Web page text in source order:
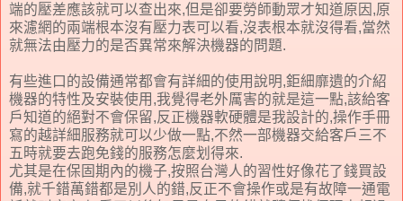
端的壓差應該就可以查出來,但是卻要勞師動眾才知道原因,原
來濾網的兩端根本沒有壓力表可以看,沒表根本就沒得看,當然
就無法由壓力的是否異常來解決機器的問題.
有些進口的設備通常都會有詳細的使用說明,鉅細靡遺的介紹
機器的特性及安裝使用,我覺得老外厲害的就是這一點,該給客
戶知道的絕對不會保留,反正機器軟硬體是我設計的,操作手冊
寫的越詳細服務就可以少做一點,不然一部機器交給客戶三不
五時就要去跑免錢的服務怎麼划得來.
尤其是在保固期內的機子,按照台灣人的習性好像花了錢買設
備,就千錯萬錯都是別人的錯,反正不會操作或是有故障一通電